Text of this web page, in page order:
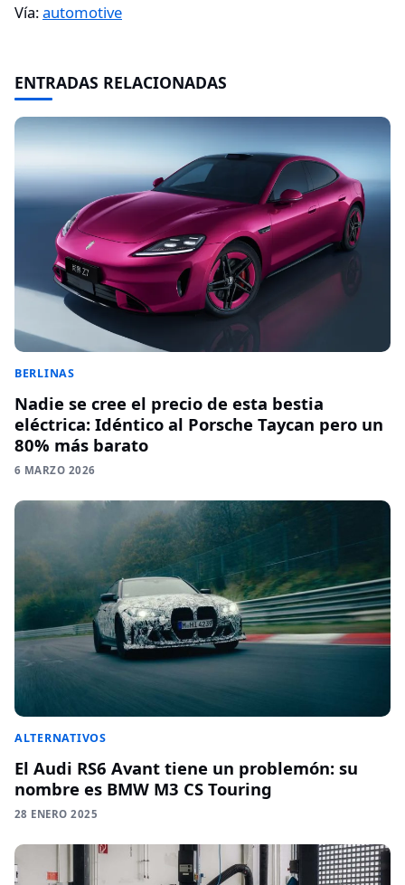
Vía:automotive
ENTRADAS RELACIONADAS
BERLINAS
Nadie se cree el precio de esta bestia
eléctrica: Idéntico al Porsche Taycan pero un
80% más barato
6 MARZO 2026
ALTERNATIVOS
El Audi RS6 Avant tiene un problemón: su
nombre es BMW M3 CS Touring
28 ENERO 2025